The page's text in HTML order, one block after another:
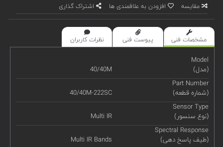
مقایسه افزودن به علاقمندی ها اشتراک گذاری
مشخصات فنی پیوست فنی نظرات کاربران
Model
(مدل)
40/40M
Part Number
(شماره قطعه)
40/40M-222SC
Sensor Type
(نوع سنسور)
Multi IR
Spectral Response
(طیف پاسخ دهی)
Multi IR Bands